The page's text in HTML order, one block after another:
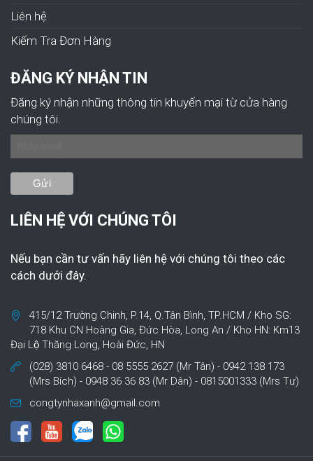
Liên hệ
Kiếm Tra Đơn Hàng
ĐĂNG KÝ NHẬN TIN
Đăng ký nhận những thông tin khuyến mại từ cửa hàng
chúng tôi.
LIÊN HỆ VỚI CHÚNG TÔI
Nếu bạn cần tư vấn hãy liên hệ với chúng tôi theo các
cách dưới đây.
415/12 Trường Chinh, P.14, Q.Tân Bình, TP.HCM / Kho SG:
718 Khu CN Hoàng Gia, Đức Hòa, Long An / Kho HN: Km13
Đại Lộ Thăng Long, Hoài Đức, HN
(028) 3810 6468 - 08 5555 2627 (Mr Tân) - 0942 138 173
(Mrs Bích) - 0948 36 36 83 (Mr Dân) - 0815001333 (Mrs Tư)
congtynhaxanh@gmail.com